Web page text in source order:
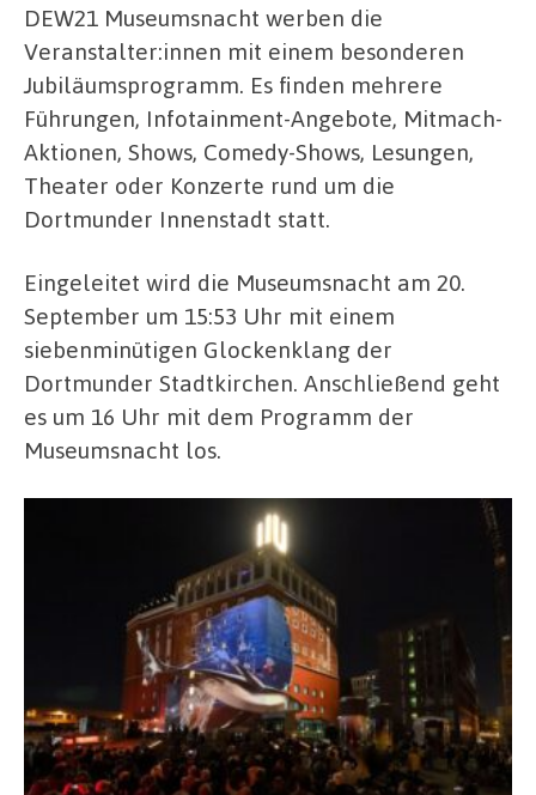
DEW21 Museumsnacht werben die
Veranstalter:innen mit einem besonderen
Jubiläumsprogramm. Es finden mehrere
Führungen, Infotainment-Angebote, Mitmach-
Aktionen, Shows, Comedy-Shows, Lesungen,
Theater oder Konzerte rund um die
Dortmunder Innenstadt statt.
Eingeleitet wird die Museumsnacht am 20.
September um 15:53 Uhr mit einem
siebenminütigen Glockenklang der
Dortmunder Stadtkirchen. Anschließend geht
es um 16 Uhr mit dem Programm der
Museumsnacht los.